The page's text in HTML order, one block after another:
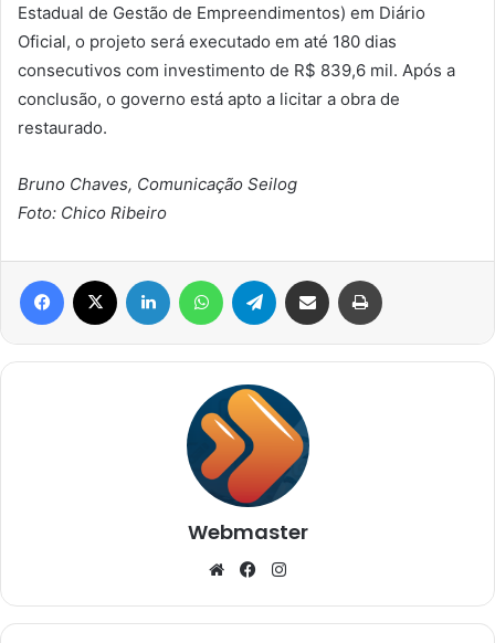
Estadual de Gestão de Empreendimentos) em Diário
Oficial, o projeto será executado em até 180 dias
consecutivos com investimento de R$ 839,6 mil. Após a
conclusão, o governo está apto a licitar a obra de
restaurado.
Bruno Chaves, Comunicação Seilog
Foto: Chico Ribeiro
Facebook Linkedin WhatsAppTelegram Compartilhar via e-mail
Webmaster
WebsiteFacebook